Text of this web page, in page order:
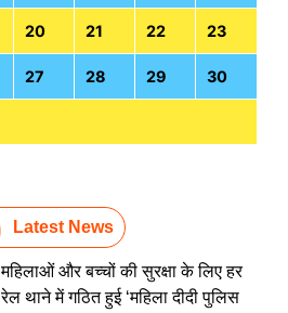
20 21 22 23
27 28 29 30
Latest News
महिलाओं और बच्चों की सुरक्षा के लिए हर
रेल थाने में गठित हुई ‘महिला दीदी पुलिस